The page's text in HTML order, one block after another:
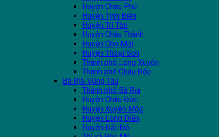
Huyện Châu Phú
Huyện Tịnh Biên
Huyện Tri Tôn
Huyện Châu Thành
Huyện Chợ Mới
Huyện Thoại Sơn
Thành phố Long Xuyên
Thành phố Châu Đốc
Bà Rịa-Vũng Tàu
Thành phố Bà Rịa
Huyện Châu Đức
Huyện Xuyên Mộc
Huyện Long Điền
Huyện Đất Đỏ